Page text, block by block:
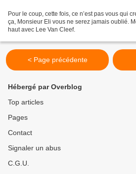
Pour le coup, cette fois, ce n’est pas vous qui
ça, Monsieur Eli vous ne serez jamais oublié.
haut avec Lee Van Cleef.
< Page précédente
Hébergé par Overblog
Top articles
Pages
Contact
Signaler un abus
C.G.U.